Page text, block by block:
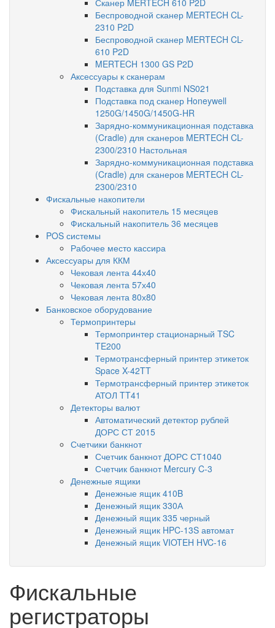
Сканер MERTECH 610 P2D
Беспроводной сканер MERTECH CL-
2310 P2D
Беспроводной сканер MERTECH CL-
610 P2D
MERTECH 1300 GS P2D
Аксессуары к сканерам
Подставка для Sunmi NS021
Подставка под сканер Honeywell
1250G/1450G/1450G-HR
Зарядно-коммуникационная подставка
(Cradle) для сканеров MERTECH CL-
2300/2310 Настольная
Зарядно-коммуникационная подставка
(Cradle) для сканеров MERTECH CL-
2300/2310
Фискальные накопители
Фискальный накопитель 15 месяцев
Фискальный накопитель 36 месяцев
POS системы
Рабочее место кассира
Аксессуары для ККМ
Чековая лента 44х40
Чековая лента 57х40
Чековая лента 80х80
Банковское оборудование
Термопринтеры
Термопринтер стационарный TSC
TE200
Термотрансферный принтер этикеток
Space X-42TT
Термотрансферный принтер этикеток
АТОЛ TT41
Детекторы валют
Автоматический детектор рублей
ДОРС СТ 2015
Счетчики банкнот
Счетчик банкнот ДОРС СТ1040
Счетчик банкнот Mercury C-3
Денежные ящики
Денежные ящик 410B
Денежный ящик 330А
Денежный ящик 335 черный
Денежный ящик HPC-13S автомат
Денежный ящик VIOTEH HVC-16
Фискальные
регистраторы